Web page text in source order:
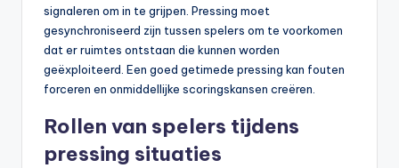
signaleren om in te grijpen. Pressing moet
gesynchroniseerd zijn tussen spelers om te voorkomen
dat er ruimtes ontstaan die kunnen worden
geëxploiteerd. Een goed getimede pressing kan fouten
forceren en onmiddellijke scoringskansen creëren.
Rollen van spelers tijdens
pressing situaties